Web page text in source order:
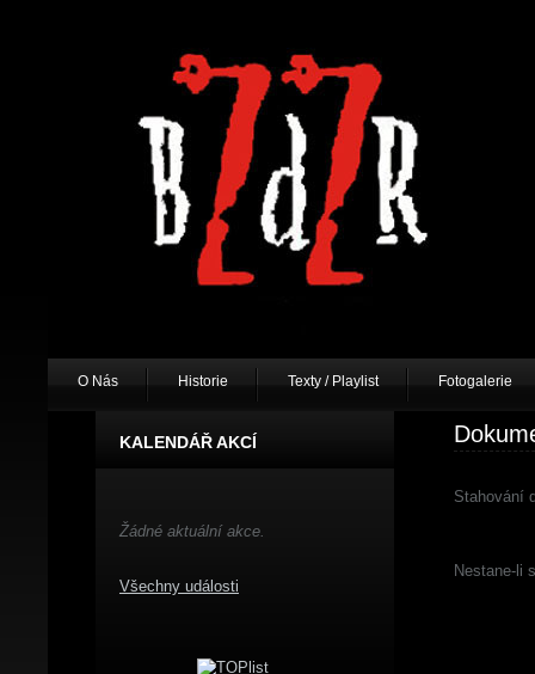
O Nás Historie Texty / Playlist Fotogalerie
Stahování
Nestane-li
KALENDÁŘ AKCÍ
Žádné aktuální akce.
Všechny události